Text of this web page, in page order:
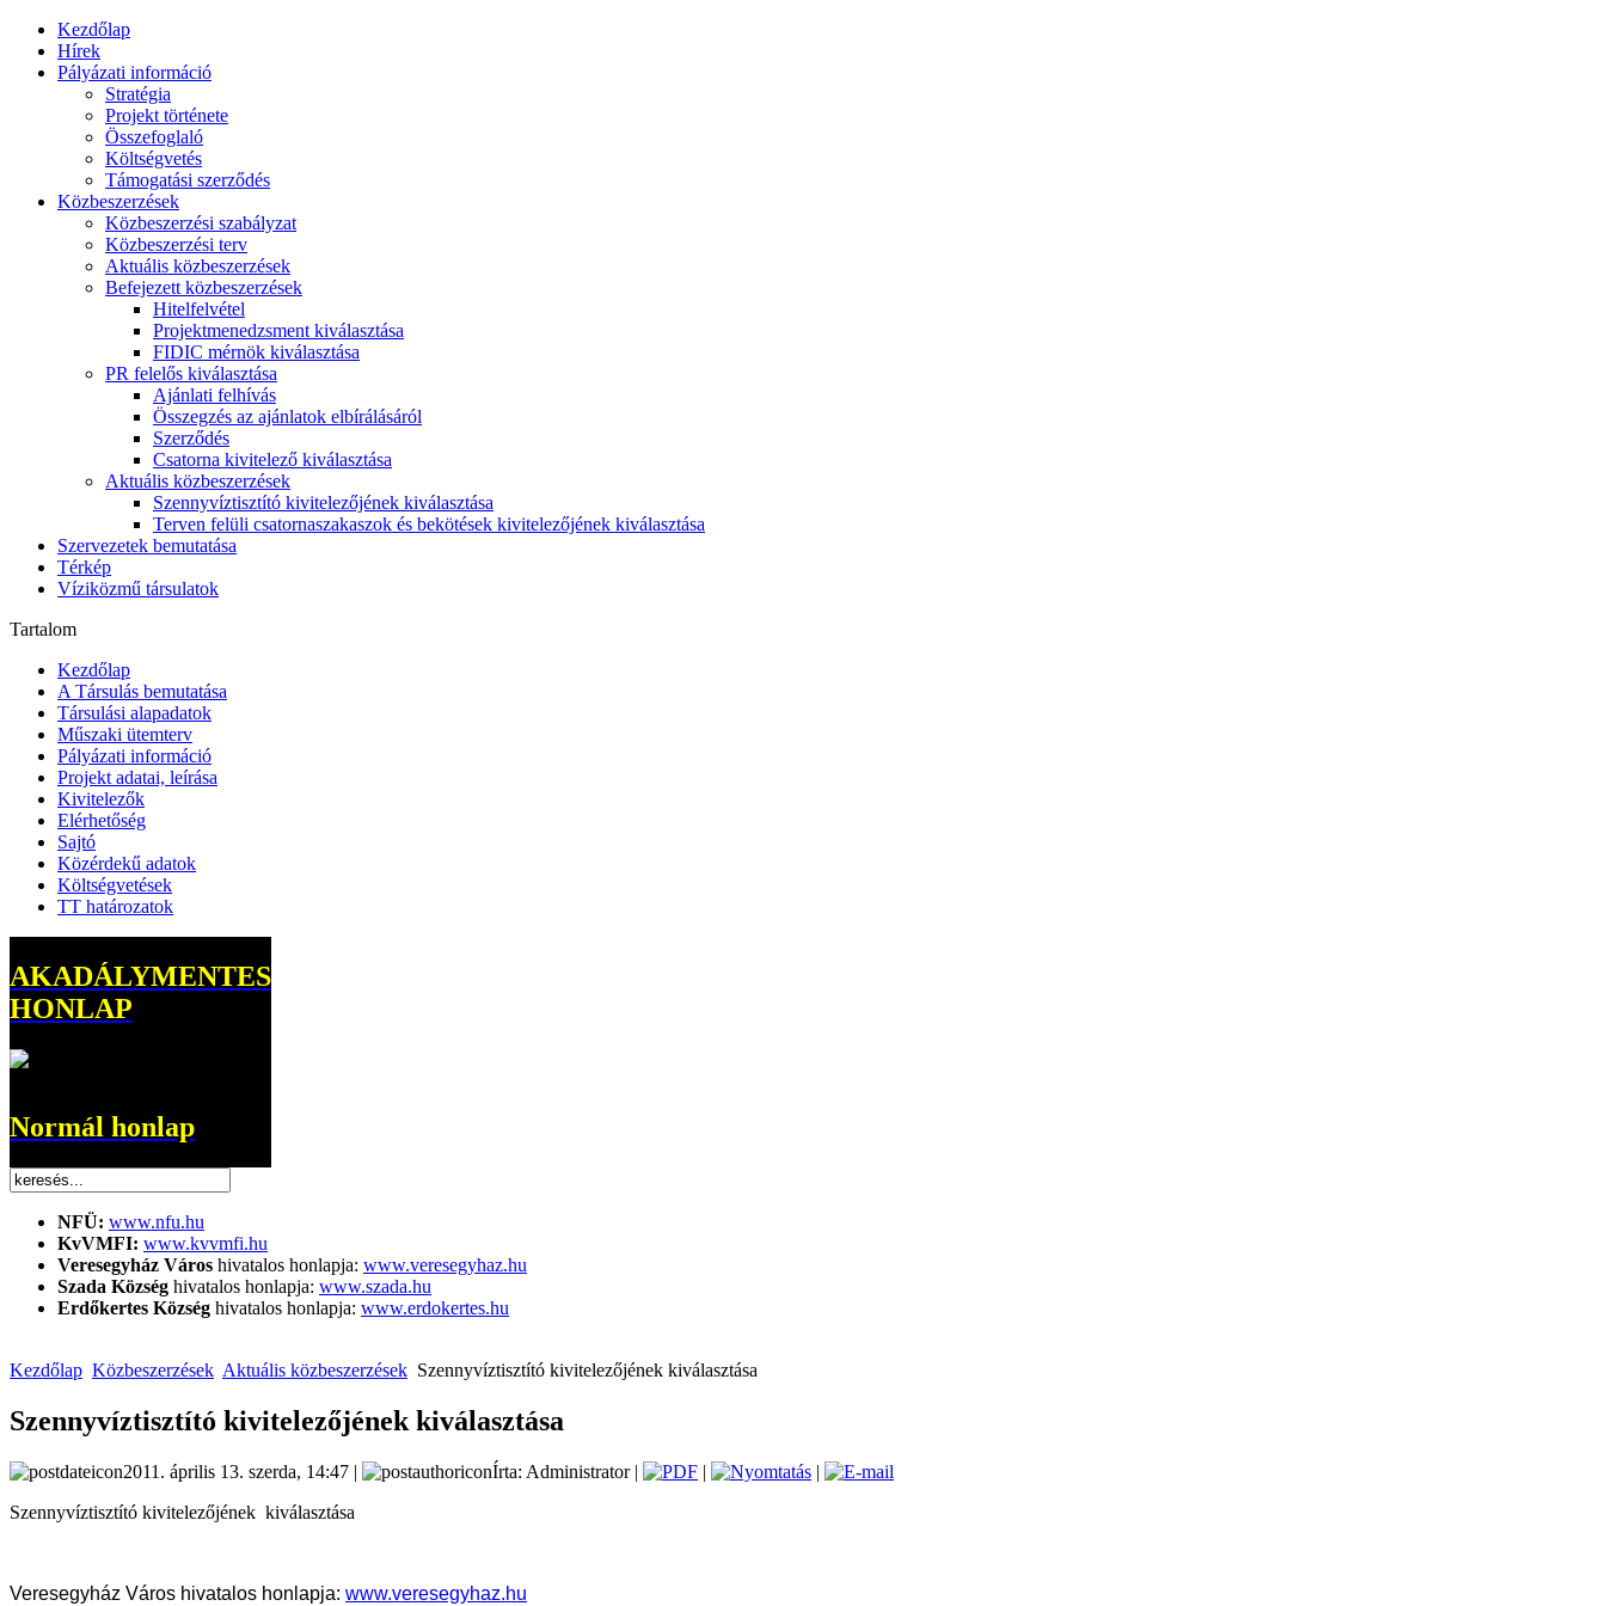
Kezdőlap
Hírek
Pályázati információ
Stratégia
Projekt története
Összefoglaló
Költségvetés
Támogatási szerződés
Közbeszerzések
Közbeszerzési szabályzat
Közbeszerzési terv
Aktuális közbeszerzések
Befejezett közbeszerzések
Hitelfelvétel
Projektmenedzsment kiválasztása
FIDIC mérnök kiválasztása
PR felelős kiválasztása
Ajánlati felhívás
Összegzés az ajánlatok elbírálásáról
Szerződés
Csatorna kivitelező kiválasztása
Aktuális közbeszerzések
Szennyvíztisztító kivitelezőjének kiválasztása
Terven felüli csatornaszakaszok és bekötések kivitelezőjének kiválasztása
Szervezetek bemutatása
Térkép
Víziközmű társulatok
Tartalom
Kezdőlap
A Társulás bemutatása
Társulási alapadatok
Műszaki ütemterv
Pályázati információ
Projekt adatai, leírása
Kivitelezők
Elérhetőség
Sajtó
Közérdekű adatok
Költségvetések
TT határozatok
AKADÁLYMENTES
HONLAP
Normál honlap
NFÜ: www.nfu.hu
KvVMFI: www.kvvmfi.hu
Veresegyház Város hivatalos honlapja: www.veresegyhaz.hu
Szada Község hivatalos honlapja: www.szada.hu
Erdőkertes Község hivatalos honlapja: www.erdokertes.hu
Kezdőlap Közbeszerzések Aktuális közbeszerzések Szennyvíztisztító kivitelezőjének kiválasztása
Szennyvíztisztító kivitelezőjének kiválasztása
2011. április 13. szerda, 14:47 | Írta: Administrator | |
|
Szennyvíztisztító kivitelezőjének kiválasztása
Veresegyház Város hivatalos honlapja: www.veresegyhaz.hu